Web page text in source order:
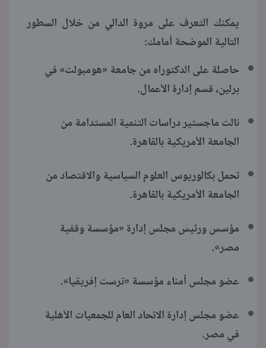
يمكنك التعرف على مروة الدالي من خلال السطور
التالية الموضحة أمامك:
حاصلة على الدكتوراه من جامعة «هومبولت» في
برلين، قسم إدارة الأعمال.
نالت ماجستير دراسات التنمية المستدامة من
الجامعة الأمريكية بالقاهرة.
تحمل بكالوريوس العلوم السياسية والاقتصاد من
الجامعة الأمريكية بالقاهرة.
مؤسس ورئيس مجلس إدارة «مؤسسة وقفية
مصر».
عضو مجلس أمناء مؤسسة «ترست إفريقيا».
عضو مجلس إدارة الاتحاد العام للجمعيات الأهلية
في مصر.